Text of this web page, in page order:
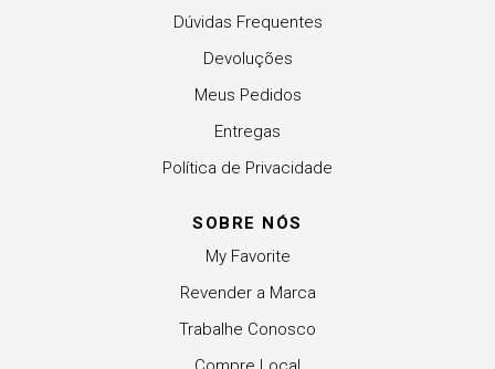
Dúvidas Frequentes
Devoluções
Meus Pedidos
Entregas
Política de Privacidade
SOBRE NÓS
My Favorite
Revender a Marca
Trabalhe Conosco